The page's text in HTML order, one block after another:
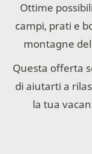
Ottime
campi, prati e
montagne
Questa offerta
di aiutarti a
la tua